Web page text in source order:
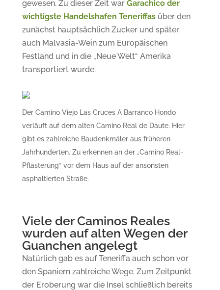
gewesen. Zu dieser Zeit war Garachico der
wichtigste Handelshafen Teneriffas über den
zunächst hauptsächlich Zucker und später
auch Malvasia-Wein zum Europäischen
Festland und in die „Neue Welt“ Amerika
transportiert wurde.
Der Camino Viejo Las Cruces A Barranco Hondo
verläuft auf dem alten Camino Real de Daute. Hier
gibt es zahlreiche Baudenkmäler aus früheren
Jahrhunderten. Zu erkennen an der „Camino Real-
Pflasterung“ vor dem Haus auf der ansonsten
asphaltierten Straße.
Viele der Caminos Reales
wurden auf alten Wegen der
Guanchen angelegt
Natürlich gab es auf Teneriffa auch schon vor
den Spaniern zahlreiche Wege. Zum Zeitpunkt
der Eroberung war die Insel schließlich bereits